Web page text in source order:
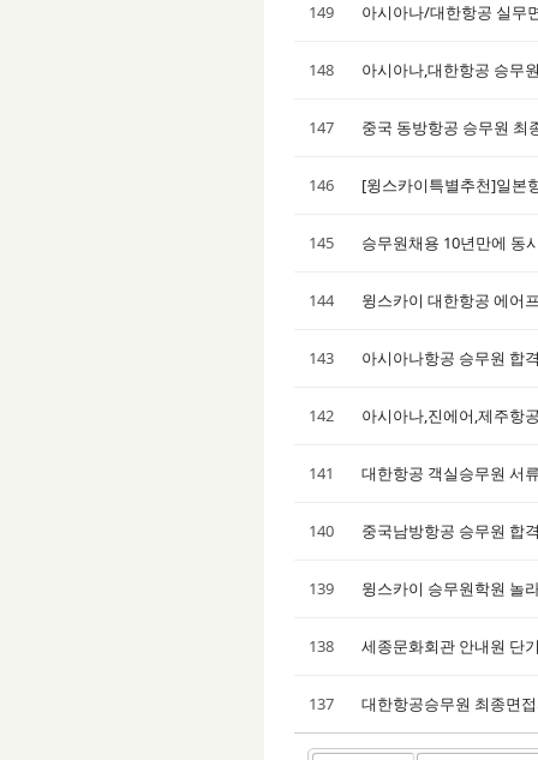
149 아시아나/대한항공 실무
148 아시아나,대한항공 승무
147 중국 동방항공 승무원 최
146 [윙스카이특별추천]일본
145 승무원채용 10년만에 동
144 윙스카이 대한항공 에어
143 아시아나항공 승무원 합
142 아시아나,진에어,제주항
141 대한항공 객실승무원 서
140 중국남방항공 승무원 합
139 윙스카이 승무원학원 놀
138 세종문화회관 안내원 단
137 대한항공승무원 최종면